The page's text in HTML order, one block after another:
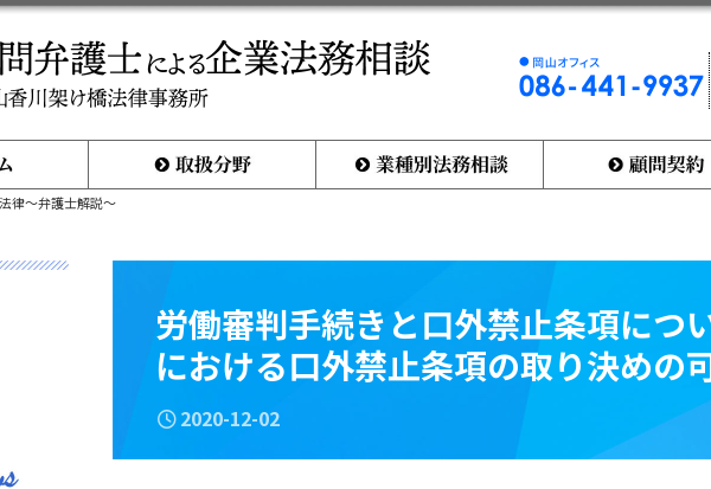
岡
フ
ス
-
1
-
9
9
取扱分野 業種別法務相談 顧問契約とは何か？
律～弁護士解説～
労働審判手続きと口外禁止条項につ
における口外禁止条項の取り決めの
2020-12-02